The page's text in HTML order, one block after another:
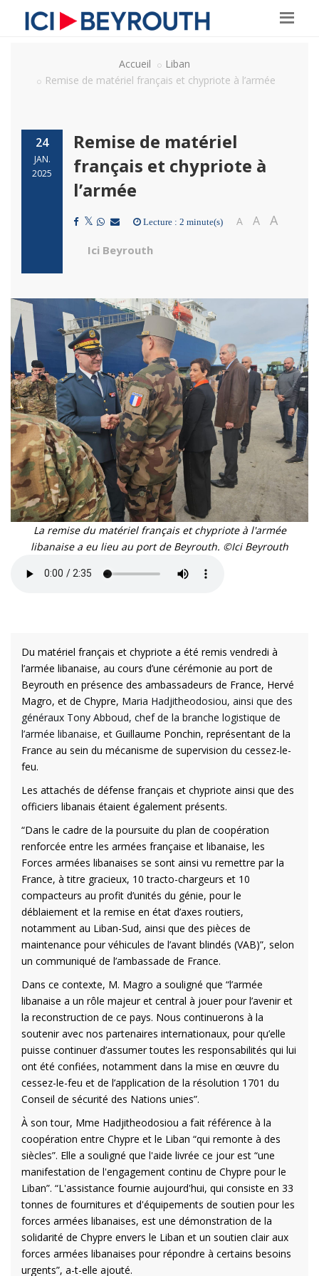
Accueil
Liban
Remise de matériel français et chypriote à l’armée
24
JAN.
2025
Remise de matériel
français et chypriote à
l’armée
Lecture : 2 minute(s) A A A
Ici Beyrouth
La remise du matériel français et chypriote à l'armée
libanaise a eu lieu au port de Beyrouth. ©Ici Beyrouth
Du matériel français et chypriote a été remis vendredi à
l’armée libanaise, au cours d’une cérémonie au port de
Beyrouth en présence des ambassadeurs de France, Hervé
Magro, et de Chypre, Maria Hadjitheodosiou, ainsi que des
généraux Tony Abboud, chef de la branche logistique de
l’armée libanaise, et Guillaume Ponchin, représentant de la
France au sein du mécanisme de supervision du cessez-le-
feu.
Les attachés de défense français et chypriote ainsi que des
officiers libanais étaient également présents.
“Dans le cadre de la poursuite du plan de coopération
renforcée entre les armées française et libanaise, les
Forces armées libanaises se sont ainsi vu remettre par la
France, à titre gracieux, 10 tracto-chargeurs et 10
compacteurs au profit d’unités du génie, pour le
déblaiement et la remise en état d’axes routiers,
notamment au Liban-Sud, ainsi que des pièces de
maintenance pour véhicules de l’avant blindés (VAB)”, selon
un communiqué de l’ambassade de France.
Dans ce contexte, M. Magro a souligné que “l’armée
libanaise a un rôle majeur et central à jouer pour l’avenir et
la reconstruction de ce pays. Nous continuerons à la
soutenir avec nos partenaires internationaux, pour qu’elle
puisse continuer d’assumer toutes les responsabilités qui lui
ont été confiées, notamment dans la mise en œuvre du
cessez-le-feu et de l’application de la résolution 1701 du
Conseil de sécurité des Nations unies”.
À son tour, Mme Hadjitheodosiou a fait référence à la
coopération entre Chypre et le Liban “qui remonte à des
siècles”. Elle a souligné que l'aide livrée ce jour est “une
manifestation de l'engagement continu de Chypre pour le
Liban”. “L'assistance fournie aujourd'hui, qui consiste en 33
tonnes de fournitures et d'équipements de soutien pour les
forces armées libanaises, est une démonstration de la
solidarité de Chypre envers le Liban et un soutien clair aux
forces armées libanaises pour répondre à certains besoins
urgents”, a-t-elle ajouté.